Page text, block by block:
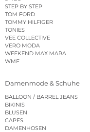
STEP BY STEP
TOM FORD
TOMMY HILFIGER
TONIES
VEE COLLECTIVE
VERO MODA
WEEKEND MAX MARA
WMF
Damenmode & Schuhe
BALLOON / BARREL JEANS
BIKINIS
BLUSEN
CAPES
DAMENHOSEN